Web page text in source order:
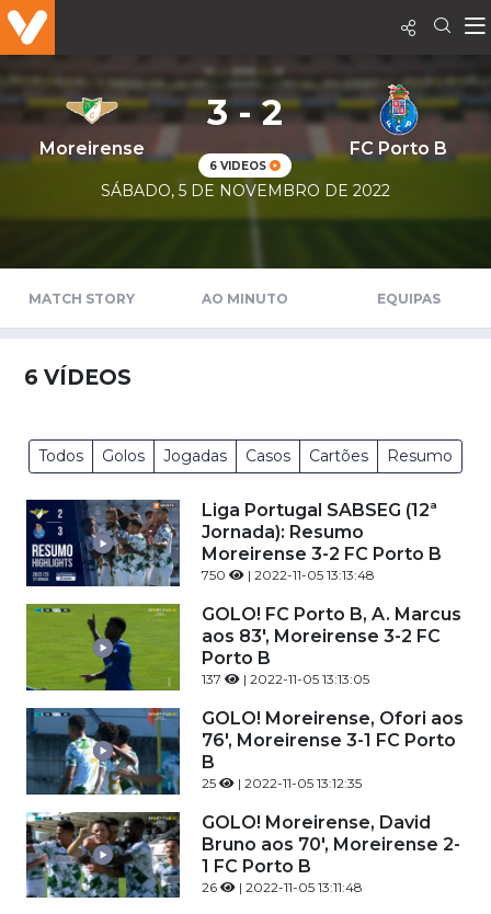
Moreirense
3 - 2
6 VIDEOS
FC Porto B
SÁBADO, 5 DE NOVEMBRO DE 2022
MATCH STORY AO MINUTO EQUIPAS
6 VÍDEOS
Todos Golos Jogadas Casos Cartões Resumo
Liga Portugal SABSEG (12ª
Jornada): Resumo
Moreirense 3-2 FC Porto B
750 | 2022-11-05 13:13:48
GOLO! FC Porto B, A. Marcus
aos 83', Moreirense 3-2 FC
Porto B
137 | 2022-11-05 13:13:05
GOLO! Moreirense, Ofori aos
76', Moreirense 3-1 FC Porto
B
25 | 2022-11-05 13:12:35
GOLO! Moreirense, David
Bruno aos 70', Moreirense 2-
1 FC Porto B
26 | 2022-11-05 13:11:48